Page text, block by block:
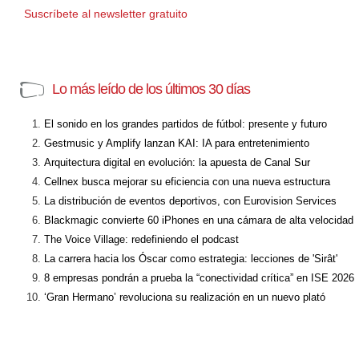
Suscríbete al newsletter gratuito
Lo más leído de los últimos 30 días
El sonido en los grandes partidos de fútbol: presente y futuro
Gestmusic y Amplify lanzan KAI: IA para entretenimiento
Arquitectura digital en evolución: la apuesta de Canal Sur
Cellnex busca mejorar su eficiencia con una nueva estructura
La distribución de eventos deportivos, con Eurovision Services
Blackmagic convierte 60 iPhones en una cámara de alta velocidad
The Voice Village: redefiniendo el podcast
La carrera hacia los Óscar como estrategia: lecciones de 'Sirât'
8 empresas pondrán a prueba la “conectividad crítica” en ISE 2026
‘Gran Hermano’ revoluciona su realización en un nuevo plató